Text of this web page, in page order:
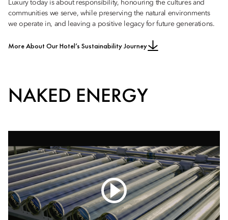
Luxury today is about responsibility, honouring the cultures and
communities we serve, while preserving the natural environments
we operate in, and leaving a positive legacy for future generations.
More About Our Hotel’s Sustainability Journey
NAKED ENERGY